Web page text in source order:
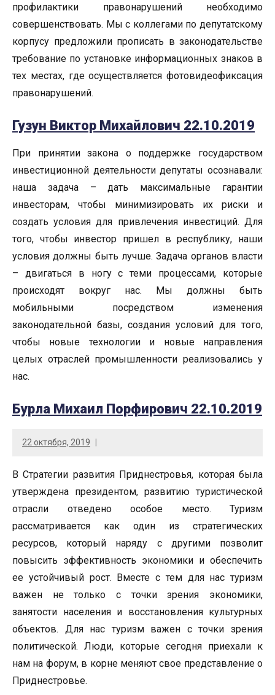
профилактики правонарушений необходимо
совершенствовать. Мы с коллегами по депутатскому
корпусу предложили прописать в законодательстве
требование по установке информационных знаков в
тех местах, где осуществляется фотовидеофиксация
правонарушений.
Гузун Виктор Михайлович 22.10.2019
При принятии закона о поддержке государством
инвестиционной деятельности депутаты осознавали:
наша задача – дать максимальные гарантии
инвесторам, чтобы минимизировать их риски и
создать условия для привлечения инвестиций. Для
того, чтобы инвестор пришел в республику, наши
условия должны быть лучше. Задача органов власти
– двигаться в ногу с теми процессами, которые
происходят вокруг нас. Мы должны быть
мобильными посредством изменения
законодательной базы, создания условий для того,
чтобы новые технологии и новые направления
целых отраслей промышленности реализовались у
нас.
Бурла Михаил Порфирович 22.10.2019
22 октября, 2019
В Стратегии развития Приднестровья, которая была
утверждена президентом, развитию туристической
отрасли отведено особое место. Туризм
рассматривается как один из стратегических
ресурсов, который наряду с другими позволит
повысить эффективность экономики и обеспечить
ее устойчивый рост. Вместе с тем для нас туризм
важен не только с точки зрения экономики,
занятости населения и восстановления культурных
объектов. Для нас туризм важен с точки зрения
политической. Люди, которые сегодня приехали к
нам на форум, в корне меняют свое представление о
Приднестровье.